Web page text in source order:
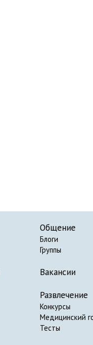
Общение
Блоги
Группы
Вакансии
Развлечение
Конкурсы
Медицинский
Тесты